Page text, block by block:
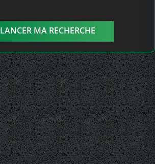
LANCER MA RECHERCHE